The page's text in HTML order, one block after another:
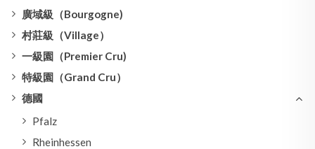
廣域級（Bourgogne)
村莊級（Village）
一級園（Premier Cru)
特級園（Grand Cru）
德國
Pfalz
Rheinhessen